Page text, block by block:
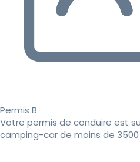
Permis B
Votre permis de conduire est
camping-car de moins de 3500